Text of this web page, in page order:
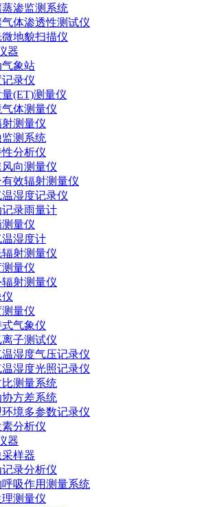
蒸渗监测系统
气体渗透性测试仪
地貌扫描仪
器
气象站
录仪
(ET)测量仪
体测量仪
射测量仪
监测系统
性分析仪
风向测量仪
效辐射测量仪
温湿度记录仪
记录雨量计
量仪
温湿度计
射测量仪
测量仪
射测量仪
量仪
气象仪
子测试仪
温湿度气压记录仪
温湿度光照记录仪
测量系统
方差系统
境多参数记录仪
素分析仪
器
采样器
录分析仪
吸作用测量系统
理测量仪